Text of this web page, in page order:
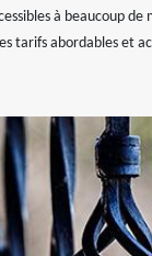
à beaucoup de
tarifs abordables et